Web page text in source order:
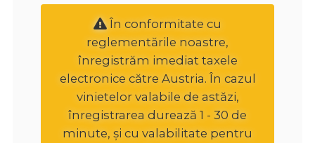
În conformitate cu
reglementările noastre,
înregistrăm imediat taxele
electronice către Austria. În cazul
vinietelor valabile de astăzi,
înregistrarea durează 1 - 30 de
minute, și cu valabilitate pentru